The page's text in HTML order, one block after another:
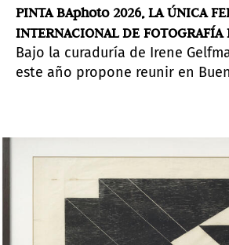
PINTA BAphoto 2026, LA ÚNICA
INTERNACIONAL DE FOTOGRAFÍA
LATINOAMÉRICA, VUELVE A LA
Bajo la curaduría de Irene
este año propone reunir en